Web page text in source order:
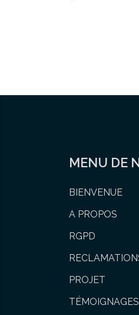
MENU DE
BIENVENUE
A PROPOS
RGPD
PROJET
TÉMOIGNAGES